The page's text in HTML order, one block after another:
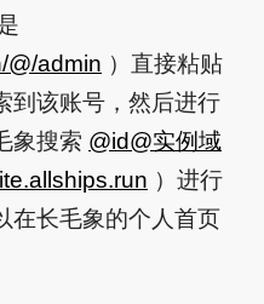
@/admin ）直接粘贴
到该账号，然后进行
象搜索 @id@实例域
）进行
在长毛象的个人首页